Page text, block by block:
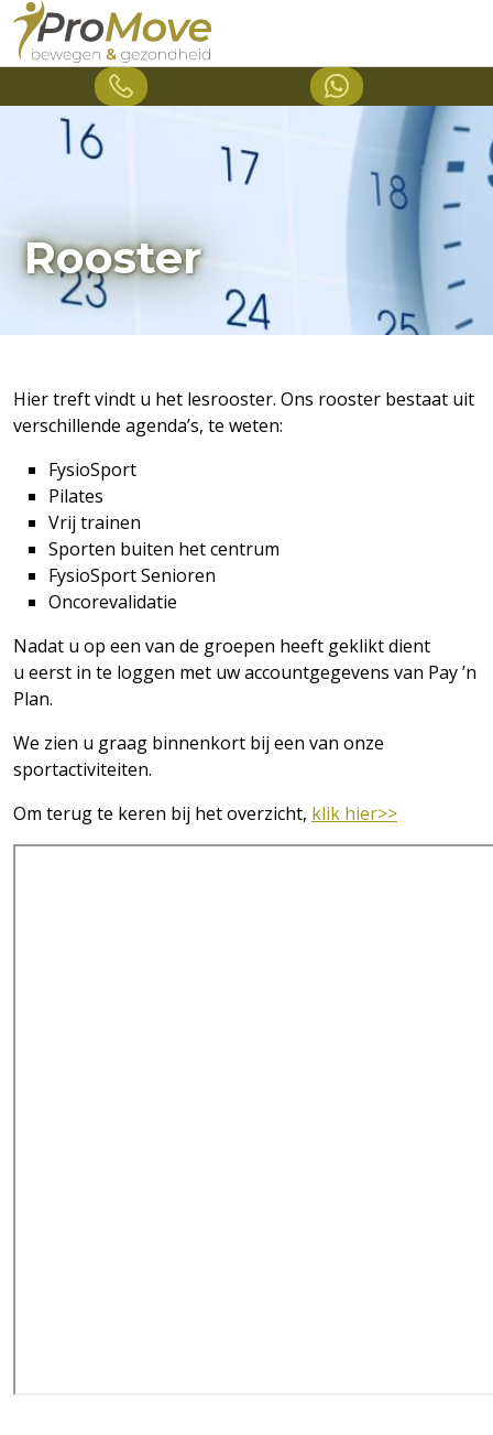
Rooster
Hier treft vindt u het lesrooster. Ons rooster bestaat uit
verschillende agenda’s, te weten:
FysioSport
Pilates
Vrij trainen
Sporten buiten het centrum
FysioSport Senioren
Oncorevalidatie
Nadat u op een van de groepen heeft geklikt dient
u eerst in te loggen met uw accountgegevens van Pay ’n
Plan.
We zien u graag binnenkort bij een van onze
sportactiviteiten.
Om terug te keren bij het overzicht, klik hier>>